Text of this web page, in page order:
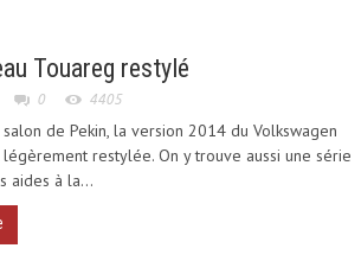
Touareg restylé
0 4405
de Pekin, la version 2014 du Volkswagen
restylée. On y trouve aussi une série
aides à la...